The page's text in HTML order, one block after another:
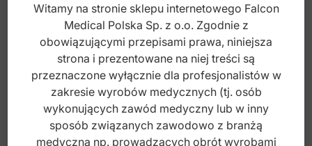
Witamy na stronie sklepu internetowego Falcon
Medical Polska Sp. z o.o. Zgodnie z
obowiązującymi przepisami prawa, niniejsza
strona i prezentowane na niej treści są
przeznaczone wyłącznie dla profesjonalistów w
zakresie wyrobów medycznych (tj. osób
wykonujących zawód medyczny lub w inny
sposób związanych zawodowo z branżą
medyczną np. prowadzących obrót wyrobami